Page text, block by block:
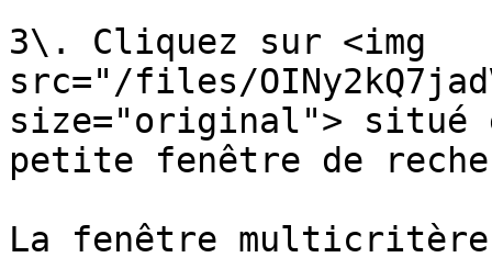
3\. Cliquez sur <img
src="/files/
size="original"> situé
petite fenêtre de
La fenêtre